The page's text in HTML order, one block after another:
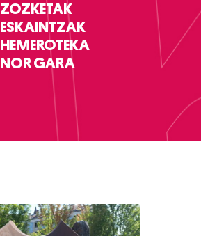
ZOZKETAK
ESKAINTZAK
HEMEROTEKA
NOR GARA